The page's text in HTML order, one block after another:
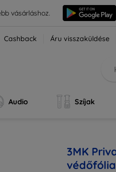
vásárláshoz.
Cashback Áru visszaküldése
Audio Szíjak
3MK
védőfólia